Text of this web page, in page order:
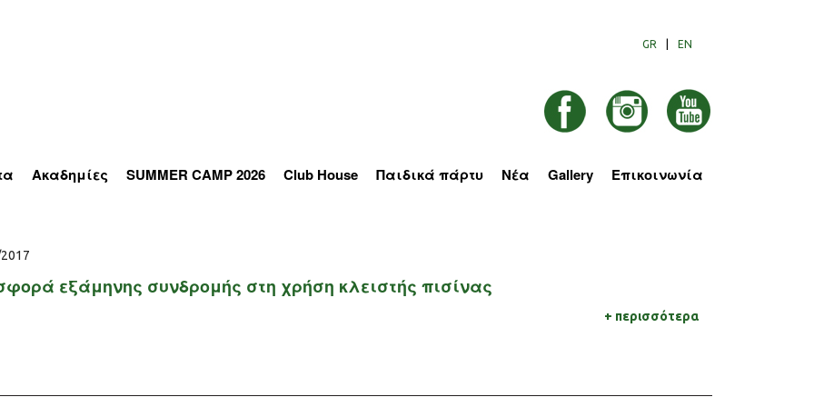
GR EN
Ακαδημίες
SUMMER CAMP 2026 Club House Παιδικά πάρτυ Νέα Gallery
Επικοινωνία
εξάμηνης συνδρομής στη χρήση κλειστής πισίνας
+ περισσότερα